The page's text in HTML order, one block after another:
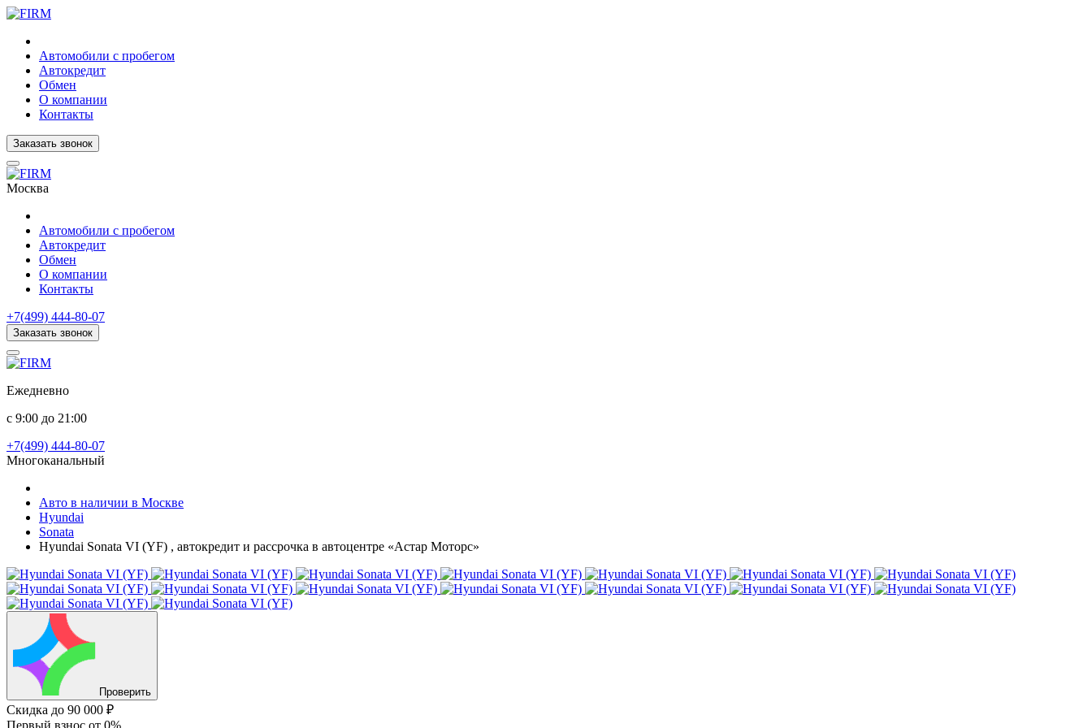
Автомобили с пробегом
Автокредит
Обмен
О компании
Контакты
Заказать звонок
Москва
Автомобили с пробегом
Автокредит
Обмен
О компании
Контакты
+7(499) 444-80-07
Заказать звонок
Ежедневно
с 9:00 до 21:00
+7(499) 444-80-07
Многоканальный
Авто в наличии в Москве
Hyundai
Sonata
Hyundai Sonata VI (YF) , автокредит и рассрочка в автоцентре «Астар Моторс»
Проверить
Скидка до 90 000 ₽
Первый взнос от 0%